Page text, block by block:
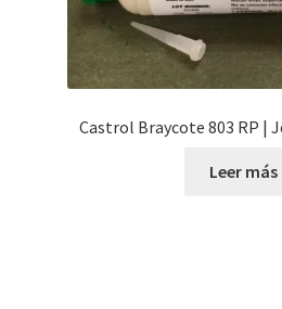
Castrol Braycote 803 RP |
Leer más